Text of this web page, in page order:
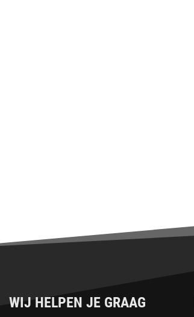
WIJ HELPEN JE GRAAG